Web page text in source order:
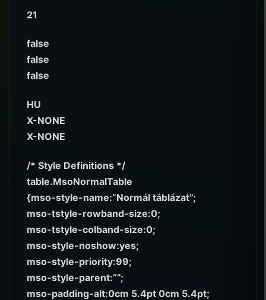
21
false
false
false
HU
X-NONE
X-NONE
/* Style Definitions */
table.MsoNormalTable
{mso-style-name:”Normál táblázat”;
mso-tstyle-rowband-size:0;
mso-tstyle-colband-size:0;
mso-style-noshow:yes;
mso-style-priority:99;
mso-style-parent:””;
mso-padding-alt:0cm 5.4pt 0cm 5.4pt;